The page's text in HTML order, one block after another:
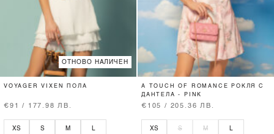
ОТНОВО НАЛИЧЕН
VOYAGER VIXEN ПОЛА
€91 / 177.98 ЛВ.
XS S M L
A TOUCH OF ROMANCE РОКЛЯ С
ДАНТЕЛА - PINK
€105 / 205.36 ЛВ.
XS S M L